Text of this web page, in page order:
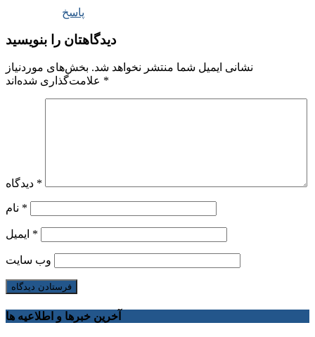
پاسخ
دیدگاهتان را بنویسید
نشانی ایمیل شما منتشر نخواهد شد. بخش‌های موردنیاز
*
*
*
*
وب‌ سایت
آخرین خبرها و اطلاعیه ها